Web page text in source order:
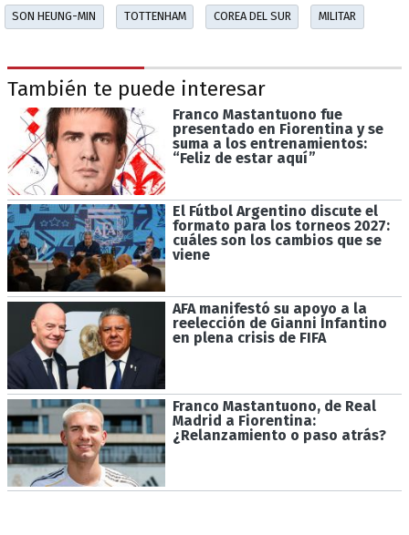
SON HEUNG-MIN TOTTENHAM COREA DEL SUR MILITAR
También te puede interesar
Franco Mastantuono fue
presentado en Fiorentina y se
suma a los entrenamientos:
“Feliz de estar aquí”
El Fútbol Argentino discute el
formato para los torneos 2027:
cuáles son los cambios que se
viene
AFA manifestó su apoyo a la
reelección de Gianni Infantino
en plena crisis de FIFA
Franco Mastantuono, de Real
Madrid a Fiorentina:
¿Relanzamiento o paso atrás?